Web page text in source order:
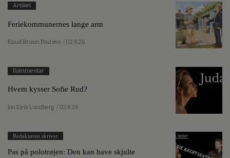
Artikel
Feriekommunernes lange arm
Knud Bruun Poulsen / 02.8.26
Kommentar
Hvem kysser Sofie Rud?
Jon Eirik Lundberg / 02.8.26
Redaktøren skriver
Pas på polotrøjen: Den kan have skjulte